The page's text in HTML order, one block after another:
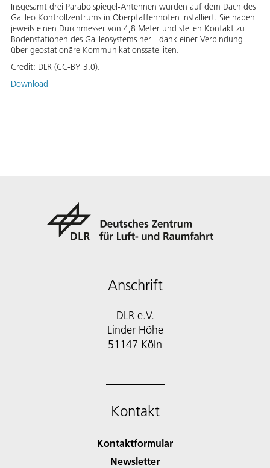
Insgesamt drei Parabolspiegel-Antennen wurden auf dem Dach des
Galileo Kontrollzentrums in Oberpfaffenhofen installiert. Sie haben
jeweils einen Durchmesser von 4,8 Meter und stellen Kontakt zu
Bodenstationen des Galileosystems her - dank einer Verbindung
über geostationäre Kommunikationssatelliten.
Credit: DLR (CC-BY 3.0).
Download
Anschrift
DLR e.V.
Linder Höhe
51147 Köln
Kontakt
Kontaktformular
Newsletter